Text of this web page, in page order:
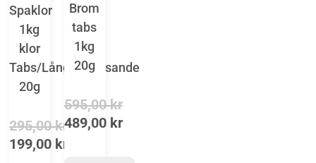
Spaklor
1kg
klor
Tabs/Långsamlösande
20g
295,00kr
199,00 kr
Brom
tabs
1kg
20g
595,00kr
489,00 kr